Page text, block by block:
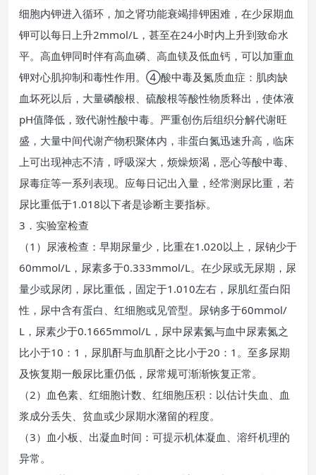
细胞内钾进入循环，加之肾功能衰竭排钾困难，在少尿期血
钾可以每日上升2mmol/L，甚至在24小时内上升到致命水
平。高血钾同时伴有高血磷、高血镁及低血钙，可以加重血
钾对心肌抑制和毒性作用。④酸中毒及氮质血症：肌肉缺
血坏死以后，大量磷酸根、硫酸根等酸性物质释出，使体液
pH值降低，致代谢性酸中毒。严重创伤后组织分解代谢旺
盛，大量中间代谢产物积聚体内，非蛋白氮迅速升高，临床
上可出现神志不清，呼吸深大，烦燥烦渴，恶心等酸中毒、
尿毒症等一系列表现。应每日记出入量，经常测尿比重，若
尿比重低于1.018以下者是诊断主要指标。
3．实验室检查
（1）尿液检查：早期尿量少，比重在1.020以上，尿钠少于
60mmol/L，尿素多于0.333mmol/L。在少尿或无尿期，尿
量少或尿闭，尿比重低，固定于1.010左右，尿肌红蛋白阳
性，尿中含有蛋白、红细胞或见管型。尿钠多于60mmol/
L，尿素少于0.1665mmol/L，尿中尿素氮与血中尿素氮之
比小于10：1，尿肌酐与血肌酐之比小于20：1。至多尿期
及恢复期一般尿比重仍低，尿常规可渐渐恢复正常。
（2）血色素、红细胞计数、红细胞压积：以估计失血、血
浆成分丢失、贫血或少尿期水潴留的程度。
（3）血小板、出凝血时间：可提示机体凝血、溶纤机理的
异常。